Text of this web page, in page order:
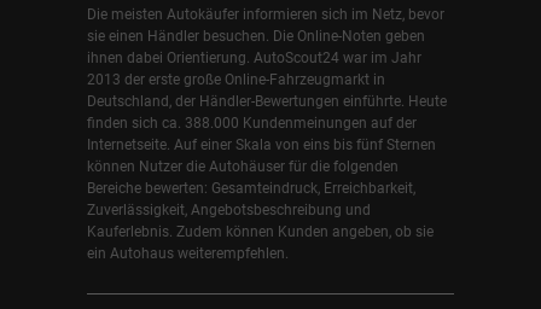
Die meisten Autokäufer informieren sich im Netz, bevor
sie einen Händler besuchen. Die Online-Noten geben
ihnen dabei Orientierung. AutoScout24 war im Jahr
2013 der erste große Online-Fahrzeugmarkt in
Deutschland, der Händler-Bewertungen einführte. Heute
finden sich ca. 388.000 Kundenmeinungen auf der
Internetseite. Auf einer Skala von eins bis fünf Sternen
können Nutzer die Autohäuser für die folgenden
Bereiche bewerten: Gesamteindruck, Erreichbarkeit,
Zuverlässigkeit, Angebotsbeschreibung und
Kauferlebnis. Zudem können Kunden angeben, ob sie
ein Autohaus weiterempfehlen.